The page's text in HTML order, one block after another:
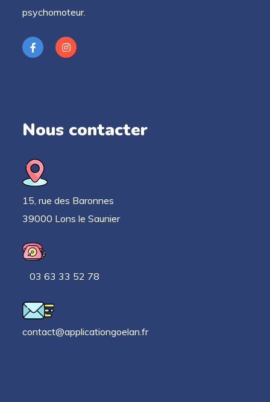
psychomoteur.
Nous contacter
15, rue des Baronnes
39000 Lons le Saunier
03 63 33 52 78
contact@applicationgoelan.fr